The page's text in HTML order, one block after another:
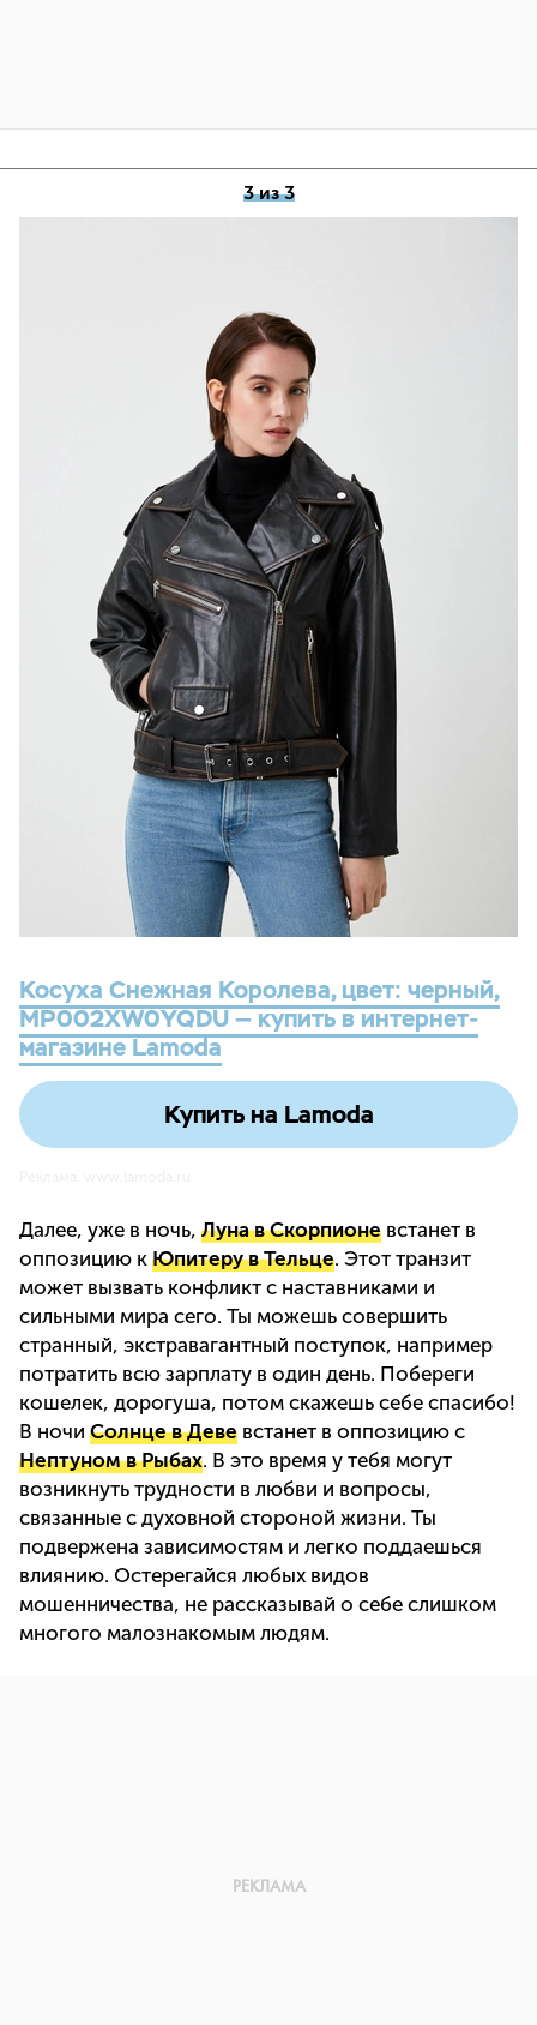
3 из 3
Косуха Снежная Королева, цвет: черный,
MP002XW0YQDU — купить в интернет-
магазине Lamoda
Купить на Lamoda
Далее, уже в ночь, Луна в Скорпионе встанет в
оппозицию к Юпитеру в Тельце. Этот транзит
может вызвать конфликт с наставниками и
сильными мира сего. Ты можешь совершить
странный, экстравагантный поступок, например
потратить всю зарплату в один день. Побереги
кошелек, дорогуша, потом скажешь себе спасибо!
В ночи Солнце в Деве встанет в оппозицию с
Нептуном в Рыбах. В это время у тебя могут
возникнуть трудности в любви и вопросы,
связанные с духовной стороной жизни. Ты
подвержена зависимостям и легко поддаешься
влиянию. Остерегайся любых видов
мошенничества, не рассказывай о себе слишком
многого малознакомым людям.